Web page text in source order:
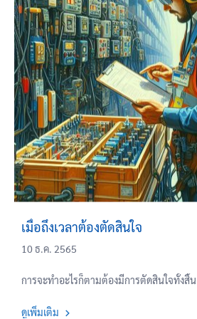
เมื่อถึงเวลาต้องตัดสินใจ
10 ธ.ค. 2565
การจะทำอะไรก็ตามต้องมีการตัดสินใจทั้งสิ้น
ดูเพิ่มเติม